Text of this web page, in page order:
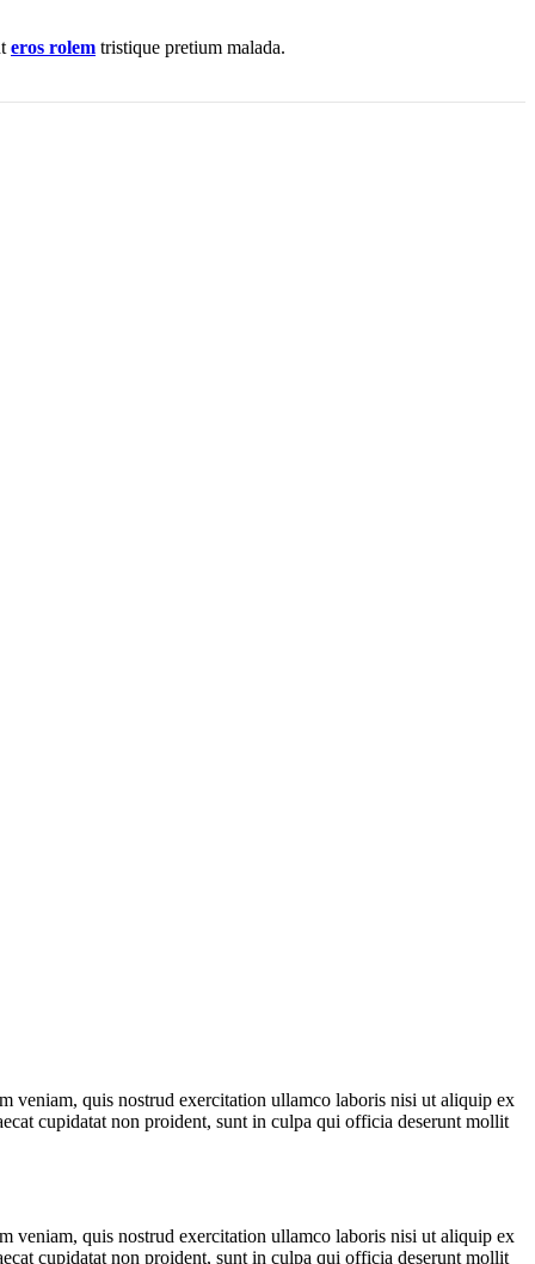
eros rolem tristique pretium malada.
veniam, quis nostrud exercitation ullamco laboris nisi ut aliquip ex
cupidatat non proident, sunt in culpa qui officia deserunt mollit
veniam, quis nostrud exercitation ullamco laboris nisi ut aliquip ex
cupidatat non proident, sunt in culpa qui officia deserunt mollit